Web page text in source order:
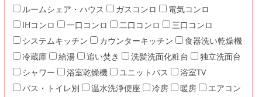
ルームシェア・ハウス
ガスコンロ
電気コンロ
IHコンロ
一口コンロ 二口コンロ
三口コンロ
システムキッチン
カウンターキッチン
食器洗い乾燥機
冷蔵庫
給湯 追い焚き 洗髪洗面化粧台
独立洗面台
シャワー
浴室乾燥機 ユニットバス
浴室TV
バス・トイレ別
温水洗浄便座 冷房 暖房
エアコン